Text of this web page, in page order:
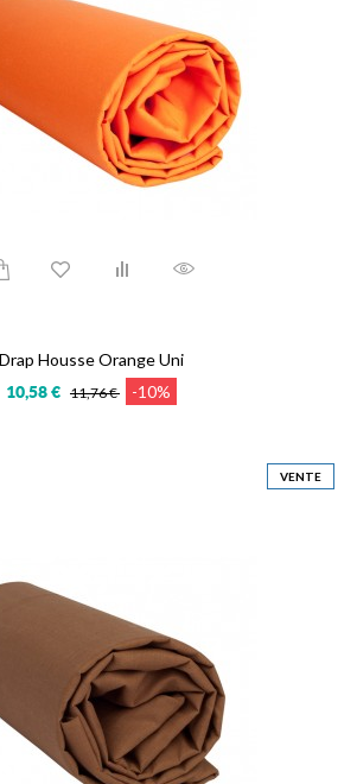
Drap Housse Orange Uni
10,58 € 11,76 € -10%
VENTE